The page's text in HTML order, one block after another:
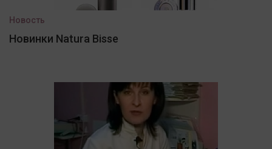
Новость
Новинки Natura Bisse